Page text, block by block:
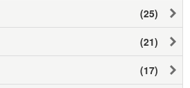
(25)
(21)
(17)